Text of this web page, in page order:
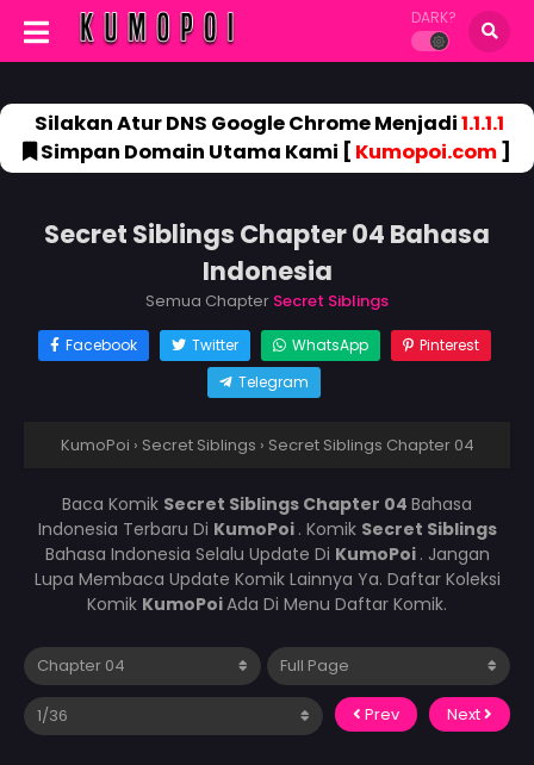
DARK?
Silakan Atur DNS Google Chrome Menjadi1.1.1.1
Simpan Domain Utama Kami [ Kumopoi.com]
Secret Siblings Chapter 04 Bahasa
Indonesia
Semua Chapter Secret Siblings
Facebook Twitter WhatsApp
Pinterest
Telegram
KumoPoi › Secret Siblings › Secret Siblings Chapter 04
Baca Komik Secret Siblings Chapter 04 Bahasa
Indonesia Terbaru Di KumoPoi . Komik Secret Siblings
Bahasa Indonesia Selalu Update Di KumoPoi . Jangan
Lupa Membaca Update Komik Lainnya Ya. Daftar Koleksi
Komik KumoPoiAda Di Menu Daftar Komik.
Prev Next